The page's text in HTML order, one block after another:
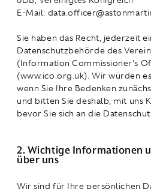
E-Mail:
Sie haben das Recht, jederzeit
Datenschutzbehörde des
(Information Commissioner's
(www.ico.org.uk). Wir würden
wenn Sie Ihre Bedenken
und bitten Sie deshalb, mit uns
bevor Sie sich an die
2. Wichtige Informationen
über uns
Wir sind für Ihre persönlichen